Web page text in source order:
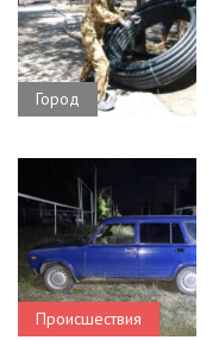
Город
Происшествия